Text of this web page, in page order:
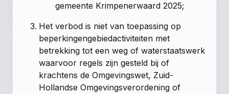
gemeente Krimpenerwaard 2025;
Het verbod is niet van toepassing op
beperkingengebiedactiviteiten met
betrekking tot een weg of waterstaatswerk
waarvoor regels zijn gesteld bij of
krachtens de Omgevingswet, Zuid-
Hollandse Omgevingsverordening of